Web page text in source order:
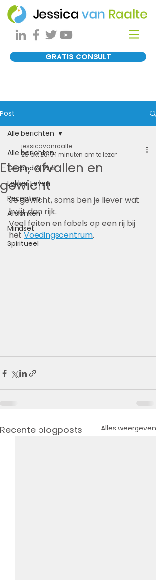
GRATIS CONSULT
Post
Alle berichten
Gezond & Wel
Lekker Leven
Recepten
Afslanken
Mindset
Spiritueel
Alle berichten
Eten, afvallen en
gewicht
jessicavanraalte
25 okt 20191 minuten om te lezen
Je gewicht, soms ben je liever wat
kwijt dan rijk.
Veel feiten en fabels op een rij bij
het Voedingscentrum.
Recente blogposts Alles weergeven